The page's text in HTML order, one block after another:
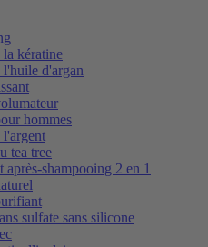
la kératine
l'huile d'argan
hommes
l'argent
tea tree
après-shampooing 2 en 1
sulfate sans silicone